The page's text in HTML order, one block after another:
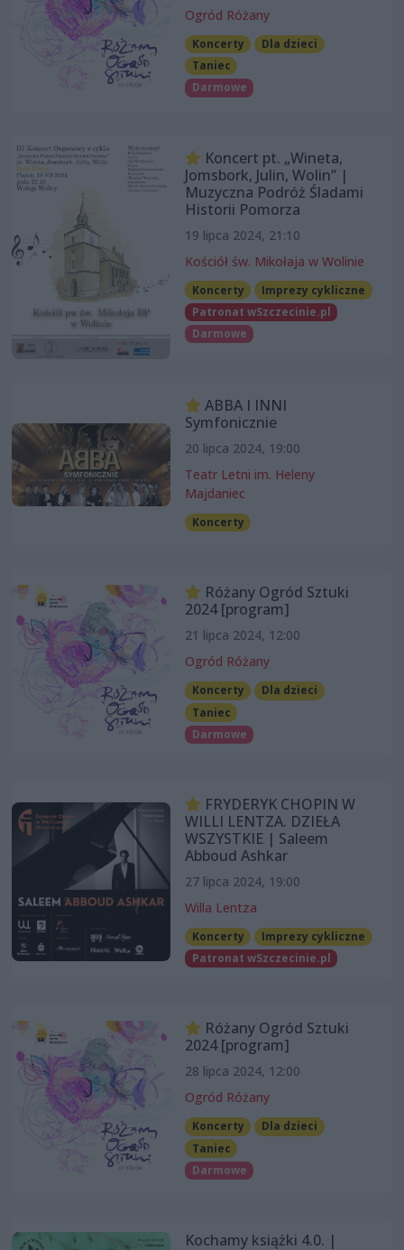
Ogród Różany
Koncerty
Dla dzieci
Taniec
Darmowe
Koncert pt. „Wineta,
Jomsbork, Julin, Wolin” |
Muzyczna Podróż Śladami
Historii Pomorza
19 lipca 2024, 21:10
Kościół św. Mikołaja w Wolinie
Koncerty
Imprezy cykliczne
Patronat wSzczecinie.pl
Darmowe
ABBA I INNI
Symfonicznie
20 lipca 2024, 19:00
Teatr Letni im. Heleny
Majdaniec
Koncerty
Różany Ogród Sztuki
2024 [program]
21 lipca 2024, 12:00
Ogród Różany
Koncerty
Dla dzieci
Taniec
Darmowe
FRYDERYK CHOPIN W
WILLI LENTZA. DZIEŁA
WSZYSTKIE | Saleem
Abboud Ashkar
27 lipca 2024, 19:00
Willa Lentza
Koncerty
Imprezy cykliczne
Patronat wSzczecinie.pl
Różany Ogród Sztuki
2024 [program]
28 lipca 2024, 12:00
Ogród Różany
Koncerty
Dla dzieci
Taniec
Darmowe
Kochamy książki 4.0. |